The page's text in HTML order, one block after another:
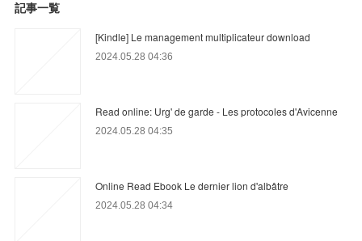
記事一覧
[Kindle] Le management multiplicateur download
2024.05.28 04:36
Read online: Urg' de garde - Les protocoles d'Avicenne
2024.05.28 04:35
Online Read Ebook Le dernier lion d'albâtre
2024.05.28 04:34